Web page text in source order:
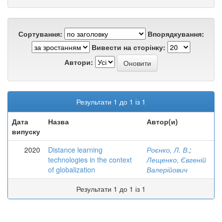
Сортування:
Впорядкування:
Вивести на сторінку:
Автори:
Результати 1 до 1 із 1
Дата
випуску
Назва Автор(и)
2020
Distance learning
technologies in the context
of globalization
Роєнко, Л. В.;
Лещенко, Євгеній
Валерійович
Результати 1 до 1 із 1